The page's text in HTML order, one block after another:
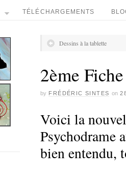
TÉLÉCHARGEMENTS
Dessins à la tablette
2ème
by FRÉDÉRIC SINTES on
Voici la
Psychodrame
bien entendu,